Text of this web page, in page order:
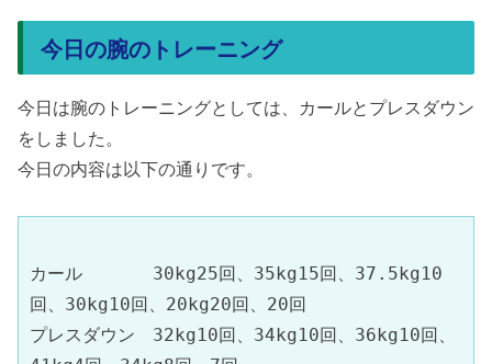
今日の腕のトレーニング
今日は腕のトレーニングとしては、カールとプレスダウン
をしました。
今日の内容は以下の通りです。
カール　　　　30kg25回、35kg15回、37.5kg10
回、30kg10回、20kg20回、20回
プレスダウン　32kg10回、34kg10回、36kg10回、